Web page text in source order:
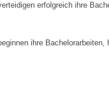
erfolgreich ihre
ihre Bachelorarbeiten,